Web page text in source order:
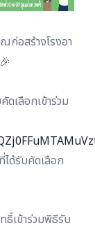
ก่อสร้างโรงอา
ดเลือกเข้าร่วม
ด้รับคัดเลือก
ธิ์เข้าร่วมพิธีรับ